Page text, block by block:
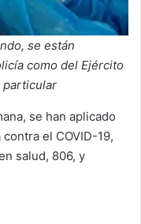
se están
como del Ejército
particular
se han aplicado
el COVID-19,
salud, 806, y